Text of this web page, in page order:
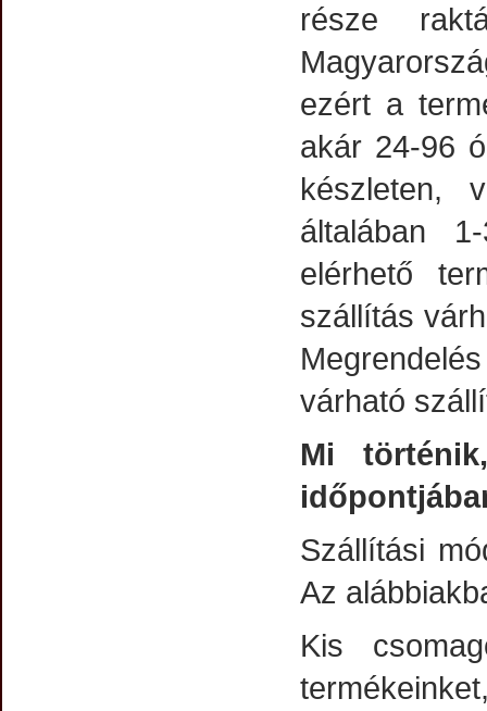
része
ezért a
akár 24-96
készleten,
általában
elérhető
szállítás
várható
Mi
Szállítási
Az
Kis